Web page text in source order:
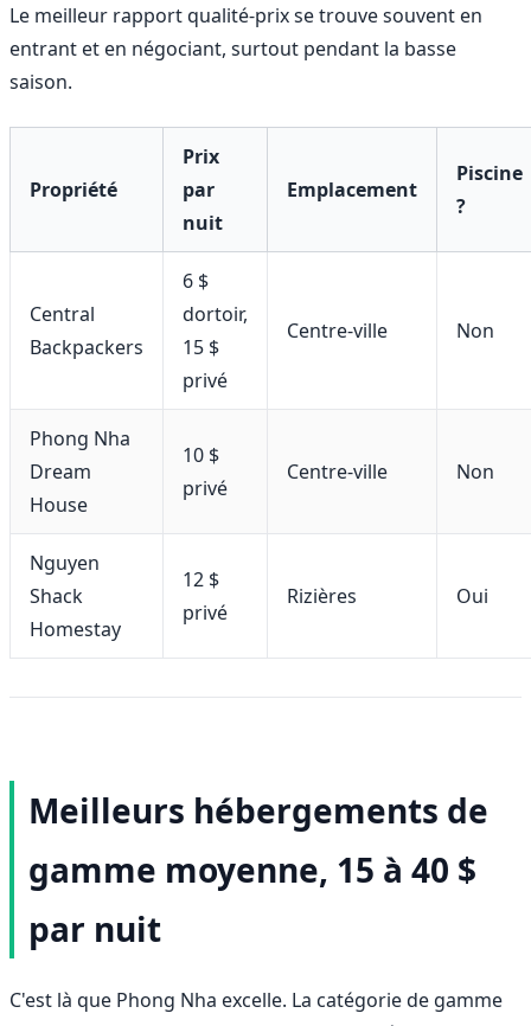
Le meilleur rapport qualité-prix se trouve souvent en
entrant et en négociant, surtout pendant la basse
saison.
Propriété
Prix
par
nuit
Emplacement
Piscine
?
Central
Backpackers
6 $
dortoir,
15 $
privé
Centre-ville Non
Phong Nha
Dream
House
10 $
privé
Centre-ville Non
Nguyen
Shack
Homestay
12 $
privé
Rizières Oui
Meilleurs hébergements de
gamme moyenne, 15 à 40 $
par nuit
C'est là que Phong Nha excelle. La catégorie de gamme